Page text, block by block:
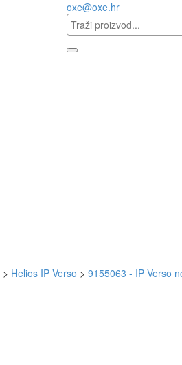
oxe@oxe.hr
> Helios IP Verso > 9155063 - IP Verso